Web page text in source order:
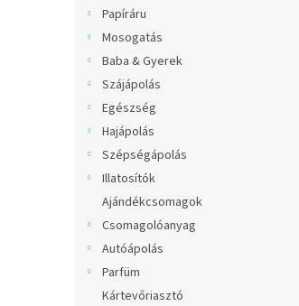
Papíráru
Mosogatás
Baba & Gyerek
Szájápolás
Egészség
Hajápolás
Szépségápolás
Illatosítók
Ajándékcsomagok
Csomagolóanyag
Autóápolás
Parfüm
Kártevőriasztó